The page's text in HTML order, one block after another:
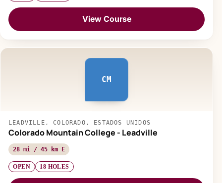
View Course
CM
LEADVILLE, COLORADO, ESTADOS UNIDOS
Colorado Mountain College - Leadville
28 mi / 45 km E
OPEN 18 HOLES